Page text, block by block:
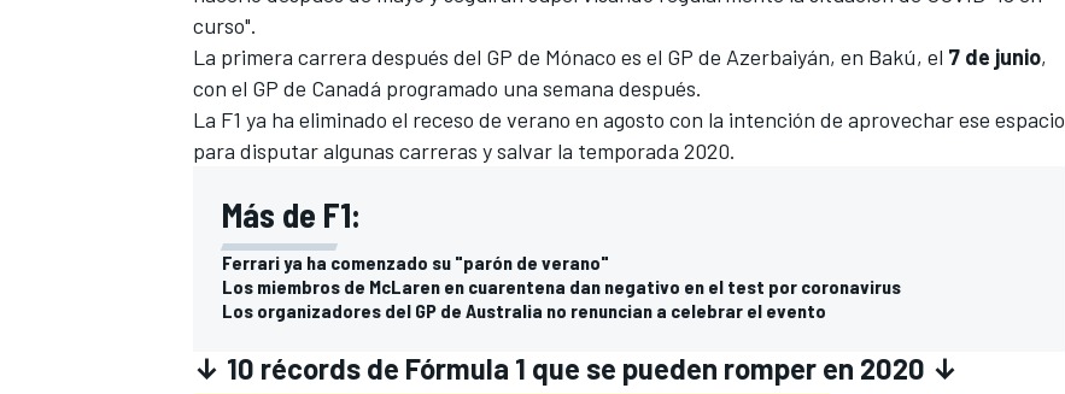
curso".
La primera carrera después del GP de Mónaco es el GP de Azerbaiyán, en Bakú, el 7 de junio,
con el GP de Canadá programado una semana después.
La F1 ya ha eliminado el receso de verano en agosto con la intención de aprovechar ese espacio
para disputar algunas carreras y salvar la temporada 2020.
Más de F1:
Ferrari ya ha comenzado su "parón de verano"
Los miembros de McLaren en cuarentena dan negativo en el test por coronavirus
Los organizadores del GP de Australia no renuncian a celebrar el evento
↓ 10 récords de Fórmula 1 que se pueden romper en 2020 ↓